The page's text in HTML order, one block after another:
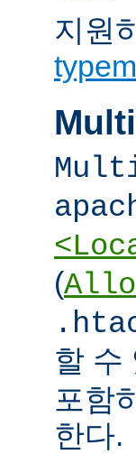
지원
(
할 수
포함
한다.